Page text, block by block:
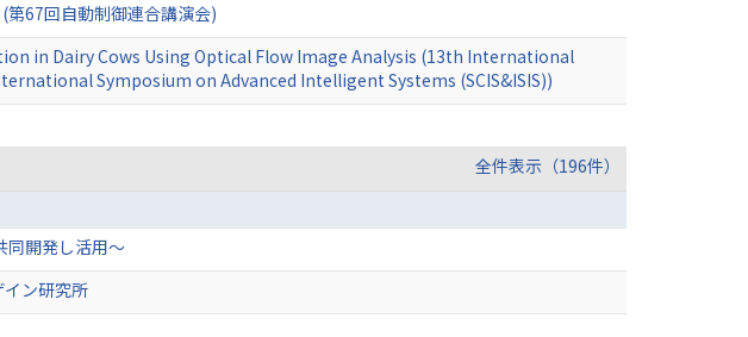
67回自動制御連合講演会)
in Dairy Cows Using Optical Flow Image Analysis (13th International
Symposium on Advanced Intelligent Systems (SCIS&ISIS))
全件表示（196件）
同開発し活用～
ン研究所